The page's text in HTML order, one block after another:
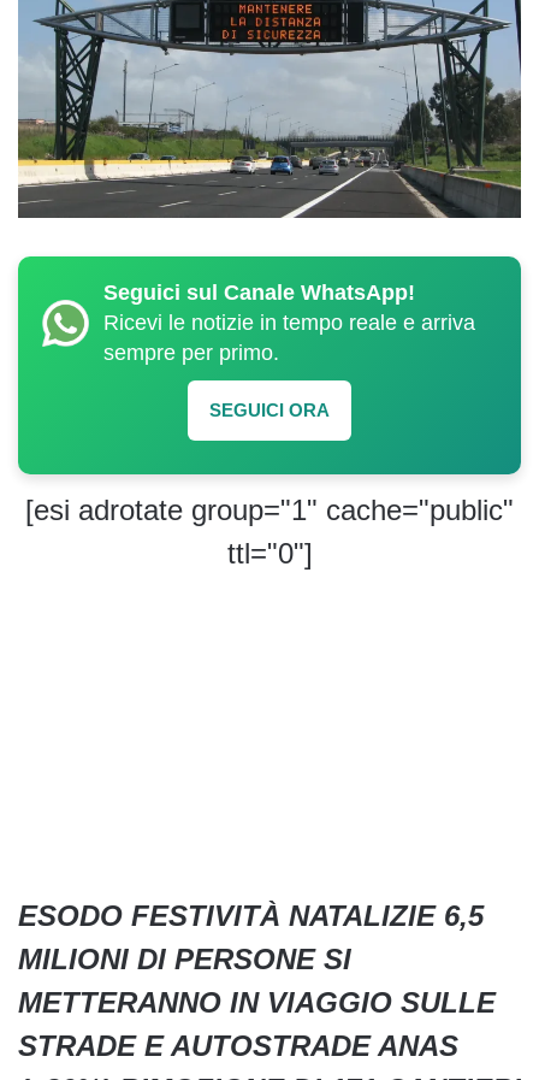
Seguici sul Canale WhatsApp!
Ricevi le notizie in tempo reale e arriva
sempre per primo.
SEGUICI ORA
[esi adrotate group="1" cache="public"
ttl="0"]
ESODO FESTIVITÀ NATALIZIE 6,5
MILIONI DI PERSONE SI
METTERANNO IN VIAGGIO SULLE
STRADE E AUTOSTRADE ANAS